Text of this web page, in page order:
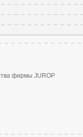
фирмы JUROP